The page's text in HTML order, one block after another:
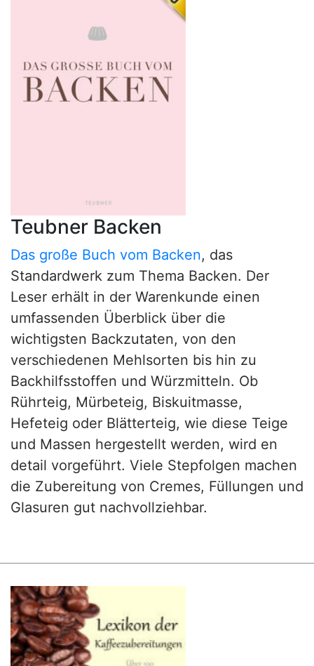
Teubner Backen
Das große Buch vom Backen, das
Standardwerk zum Thema Backen. Der
Leser erhält in der Warenkunde einen
umfassenden Überblick über die
wichtigsten Backzutaten, von den
verschiedenen Mehlsorten bis hin zu
Backhilfsstoffen und Würzmitteln. Ob
Rührteig, Mürbeteig, Biskuitmasse,
Hefeteig oder Blätterteig, wie diese Teige
und Massen hergestellt werden, wird en
detail vorgeführt. Viele Stepfolgen machen
die Zubereitung von Cremes, Füllungen und
Glasuren gut nachvollziehbar.